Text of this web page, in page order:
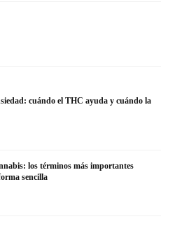
cuándo el THC ayuda y cuándo la
los términos más importantes
sencilla